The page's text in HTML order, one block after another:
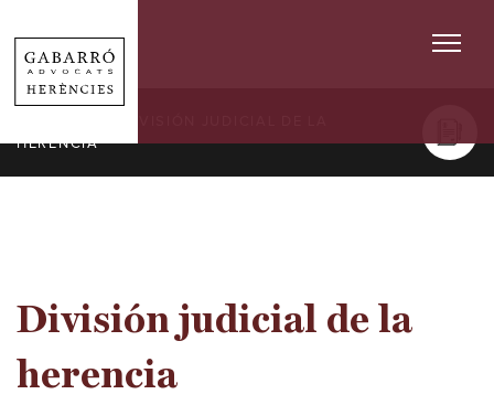
HERENCIA
División judicial de la
herencia